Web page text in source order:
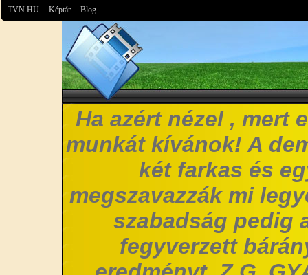
TVN.HU Képtár Blog
Ha azért nézel , mert
munkát kívánok! A
két farkas és
megszavazzák mi
szabadság pedig
fegyverzett